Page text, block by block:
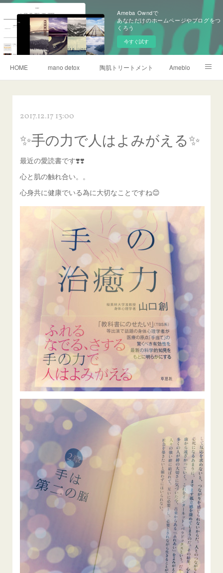
Ameba Owndで
あなただけのホームページやブログをつ
くろう
今すぐ試す
HOME mano detox 陶肌トリートメント Ameblo
2017.12.17 13:00
✨手の力で人はよみがえる✨
最近の愛読書です❣️❣️
心と肌の触れ合い。。
心身共に健康でいる為に大切なことですね😊